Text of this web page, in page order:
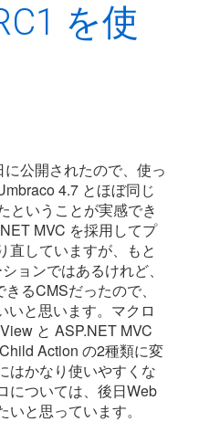
を使
公開されたので、使っ
4.7 とほぼ同じ
ということが実感でき
MVC を採用してプ
直していますが、もと
ョンではあるけれど、
るCMSだったので、
いと思います。マクロ
と ASP.NET MVC
Action の2種類に変
はかなり使いやすくな
については、後日Web
と思っています。